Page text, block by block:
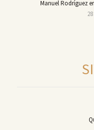
Manuel Rodríguez